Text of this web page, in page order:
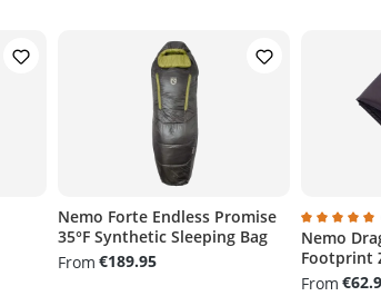
Nemo Forte Endless Promise
35°F Synthetic Sleeping Bag
From €189.95
Average
Nemo
Footprint
From